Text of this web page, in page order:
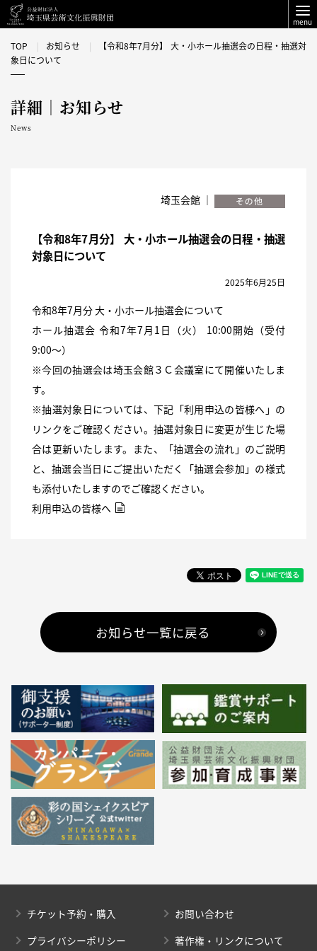
menu
TOP お知らせ
【令和8年7月分】 大・小ホール抽選会の日程・抽選対
象日について
詳細｜お知らせ
News
埼玉会館 ｜
【令和8年7月分】 大・小ホール抽選会の日程・抽選
対象日について
2025年6月25日
令和8年7月分 大・小ホール抽選会について
ホール抽選会 令和7年7月1日（火） 10:00開始（受付
9:00〜）
※今回の抽選会は埼玉会館３Ｃ会議室にて開催いたしま
す。
※抽選対象日については、下記「利用申込の皆様へ」の
リンクをご確認ください。抽選対象日に変更が生じた場
合は更新いたします。また、「抽選会の流れ」のご説明
と、抽選会当日にご提出いただく「抽選会参加」の様式
も添付いたしますのでご確認ください。
利用申込の皆様へ
お知らせ一覧に戻る
チケット予約・購入
お問い合わせ
プライバシーポリシー
著作権・リンクについて